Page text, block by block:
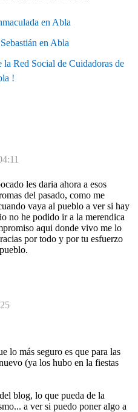
en Abla
en Abla
Red Social de Cuidadoras de
!
les daria ahora a esos
del pasado, como me
vaya al pueblo a ver si hay
no he podido ir a la merendica
aqui donde vivo me lo
por todo y por tu esfuerzo
lo más seguro es que para las
(ya los hubo en la fiestas
blog, lo que pueda de la
a ver si puedo poner algo a